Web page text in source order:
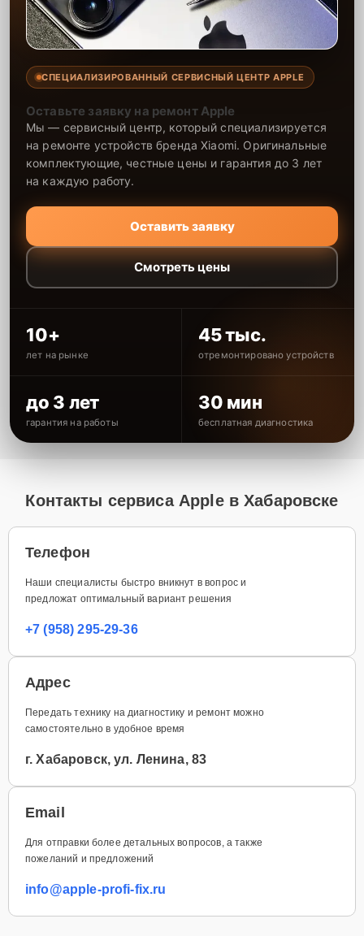
СПЕЦИАЛИЗИРОВАННЫЙ СЕРВИСНЫЙ ЦЕНТР APPLE
Оставьте заявку на ремонт Apple
Мы — сервисный центр, который специализируется
на ремонте устройств бренда Xiaomi. Оригинальные
комплектующие, честные цены и гарантия до 3 лет
на каждую работу.
Оставить заявку
Смотреть цены
10+
лет на рынке
45 тыс.
отремонтировано устройств
до 3 лет
гарантия на работы
30 мин
бесплатная диагностика
Контакты сервиса Apple в Хабаровске
Телефон
Наши специалисты быстро вникнут в вопрос и
предложат оптимальный вариант решения
+7 (958) 295-29-36
Адрес
Передать технику на диагностику и ремонт можно
самостоятельно в удобное время
г. Хабаровск, ул. Ленина, 83
Email
Для отправки более детальных вопросов, а также
пожеланий и предложений
info@apple-profi-fix.ru